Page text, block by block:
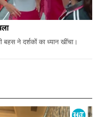
बहस ने दर्शकों का ध्यान खींचा।